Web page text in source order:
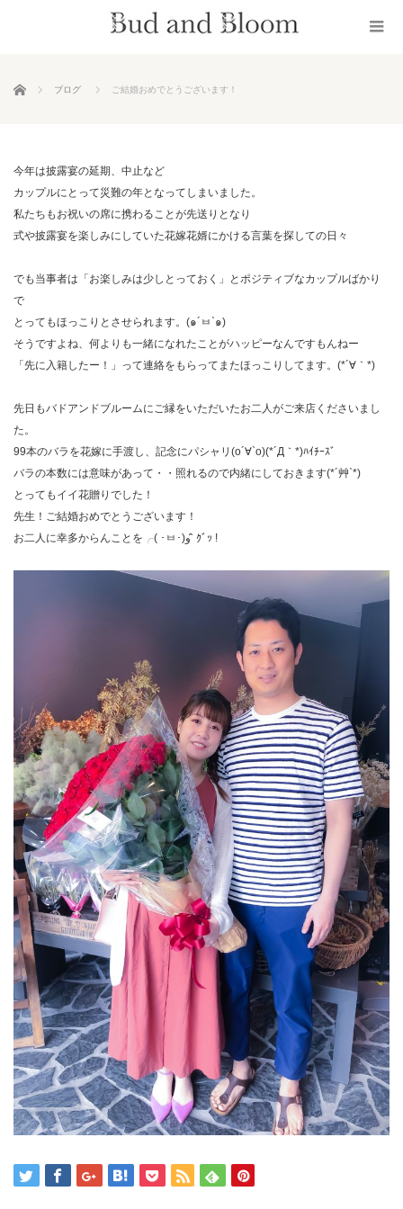
ホーム ブログ ご結婚おめでとうございます！
今年は披露宴の延期、中止など
カップルにとって災難の年となってしまいました。
私たちもお祝いの席に携わることが先送りとなり
式や披露宴を楽しみにしていた花嫁花婿にかける言葉を探しての日々
でも当事者は「お楽しみは少しとっておく」とポジティブなカップルばかり
で
とってもほっこりとさせられます。 (๑´ ㅂ `๑)
そうですよね、何よりも一緒になれたことがハッピーなんですもんねー
「先に入籍したー！」って連絡をもらってまたほっこりしてます。(*´∀｀*)
先日もバドアンドブルームにご縁をいただいたお二人がご来店くださいまし
た。
99本のバラを花嫁に手渡し、記念にパシャリ (о´∀`о)(*´Д ｀ *)ﾊｲﾁｰｽﾞ
バラの本数には意味があって・・照れるので内緒にしておきます(*´艸`*)
とってもイイ花贈りでした！
先生！ご結婚おめでとうございます！
お二人に幸多からんことを╭( ･ㅂ･)و ̑̑ ｸﾞｯ !